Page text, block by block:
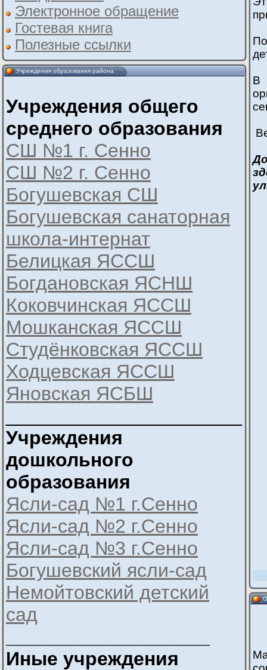
Электронное обращение
Гостевая книга
Полезные ссылки
Учреждения образования района
Учреждения общего
среднего образования
СШ №1 г. Сенно
СШ №2 г. Сенно
Богушевская СШ
Богушевская санаторная
школа-интернат
Белицкая ЯССШ
Богдановская ЯСНШ
Коковчинская ЯССШ
Мошканская ЯССШ
Студёнковская ЯССШ
Ходцевская ЯССШ
Яновская ЯСБШ
Учреждения
дошкольного
образования
Ясли-сад №1 г.Сенно
Ясли-сад №2 г.Сенно
Ясли-сад №3 г.Сенно
Богушевский ясли-сад
Немойтовский детский
сад
Иные учреждения
В